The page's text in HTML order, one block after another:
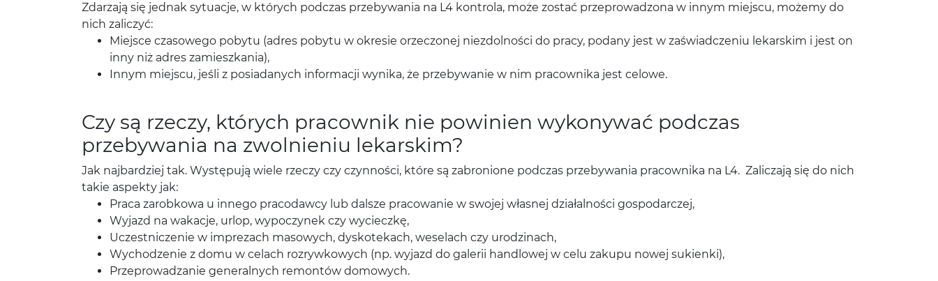
Zdarzają się jednak sytuacje, w których podczas przebywania na L4 kontrola, może zostać przeprowadzona w innym miejscu, możemy do
nich zaliczyć:
Miejsce czasowego pobytu (adres pobytu w okresie orzeczonej niezdolności do pracy, podany jest w zaświadczeniu lekarskim i jest on
inny niż adres zamieszkania),
Innym miejscu, jeśli z posiadanych informacji wynika, że przebywanie w nim pracownika jest celowe.
Czy są rzeczy, których pracownik nie powinien wykonywać podczas
przebywania na zwolnieniu lekarskim?
Jak najbardziej tak. Występują wiele rzeczy czy czynności, które są zabronione podczas przebywania pracownika na L4. Zaliczają się do nich
takie aspekty jak:
Praca zarobkowa u innego pracodawcy lub dalsze pracowanie w swojej własnej działalności gospodarczej,
Wyjazd na wakacje, urlop, wypoczynek czy wycieczkę,
Uczestniczenie w imprezach masowych, dyskotekach, weselach czy urodzinach,
Wychodzenie z domu w celach rozrywkowych (np. wyjazd do galerii handlowej w celu zakupu nowej sukienki),
Przeprowadzanie generalnych remontów domowych.